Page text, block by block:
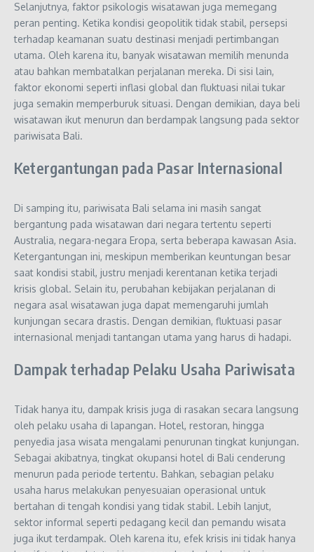
Selanjutnya, faktor psikologis wisatawan juga memegang
peran penting. Ketika kondisi geopolitik tidak stabil, persepsi
terhadap keamanan suatu destinasi menjadi pertimbangan
utama. Oleh karena itu, banyak wisatawan memilih menunda
atau bahkan membatalkan perjalanan mereka. Di sisi lain,
faktor ekonomi seperti inflasi global dan fluktuasi nilai tukar
juga semakin memperburuk situasi. Dengan demikian, daya beli
wisatawan ikut menurun dan berdampak langsung pada sektor
pariwisata Bali.
Ketergantungan pada Pasar Internasional
Di samping itu, pariwisata Bali selama ini masih sangat
bergantung pada wisatawan dari negara tertentu seperti
Australia, negara-negara Eropa, serta beberapa kawasan Asia.
Ketergantungan ini, meskipun memberikan keuntungan besar
saat kondisi stabil, justru menjadi kerentanan ketika terjadi
krisis global. Selain itu, perubahan kebijakan perjalanan di
negara asal wisatawan juga dapat memengaruhi jumlah
kunjungan secara drastis. Dengan demikian, fluktuasi pasar
internasional menjadi tantangan utama yang harus di hadapi.
Dampak terhadap Pelaku Usaha Pariwisata
Tidak hanya itu, dampak krisis juga di rasakan secara langsung
oleh pelaku usaha di lapangan. Hotel, restoran, hingga
penyedia jasa wisata mengalami penurunan tingkat kunjungan.
Sebagai akibatnya, tingkat okupansi hotel di Bali cenderung
menurun pada periode tertentu. Bahkan, sebagian pelaku
usaha harus melakukan penyesuaian operasional untuk
bertahan di tengah kondisi yang tidak stabil. Lebih lanjut,
sektor informal seperti pedagang kecil dan pemandu wisata
juga ikut terdampak. Oleh karena itu, efek krisis ini tidak hanya